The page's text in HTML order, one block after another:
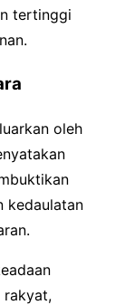
tertinggi
oleh
kedaulatan
rakyat,